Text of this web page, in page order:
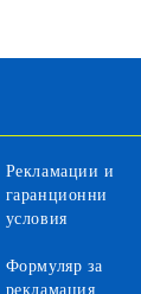
Рекламации и
гаранционни
условия
Формуляр за
рекламация